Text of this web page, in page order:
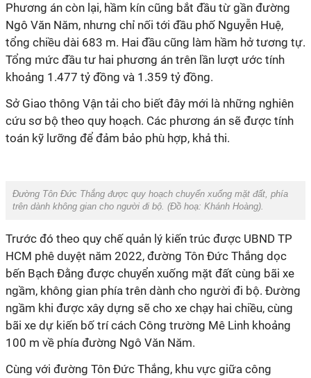
Phương án còn lại, hầm kín cũng bắt đầu từ gần đường
Ngô Văn Năm, nhưng chỉ nối tới đầu phố Nguyễn Huệ,
tổng chiều dài 683 m. Hai đầu cũng làm hầm hở tương tự.
Tổng mức đầu tư hai phương án trên lần lượt ước tính
khoảng 1.477 tỷ đồng và 1.359 tỷ đồng.
Sở Giao thông Vận tải cho biết đây mới là những nghiên
cứu sơ bộ theo quy hoạch. Các phương án sẽ được tính
toán kỹ lưỡng để đảm bảo phù hợp, khả thi.
Đường Tôn Đức Thắng được quy hoạch chuyển xuống mặt đất, phía
trên dành không gian cho người đi bộ. (Đồ hoạ: Khánh Hoàng).
Trước đó theo quy chế quản lý kiến trúc được UBND TP
HCM phê duyệt năm 2022, đường Tôn Đức Thắng dọc
bến Bạch Đằng được chuyển xuống mặt đất cùng bãi xe
ngầm, không gian phía trên dành cho người đi bộ. Đường
ngầm khi được xây dựng sẽ cho xe chạy hai chiều, cùng
bãi xe dự kiến bố trí cách Công trường Mê Linh khoảng
100 m về phía đường Ngô Văn Năm.
Cùng với đường Tôn Đức Thắng, khu vực giữa công